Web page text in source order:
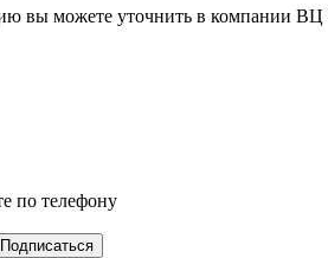
вы можете уточнить в компании
по телефону
Подписаться